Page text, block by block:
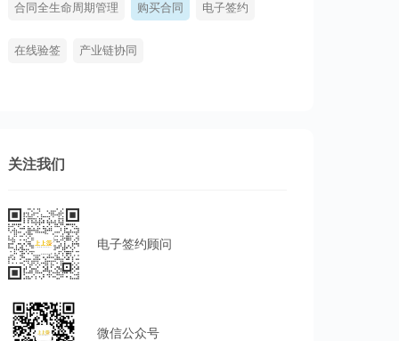
合同全生命周期管理 购买合同 电子签约
在线验签 产业链协同
关注我们
电子签约顾问
微信公众号